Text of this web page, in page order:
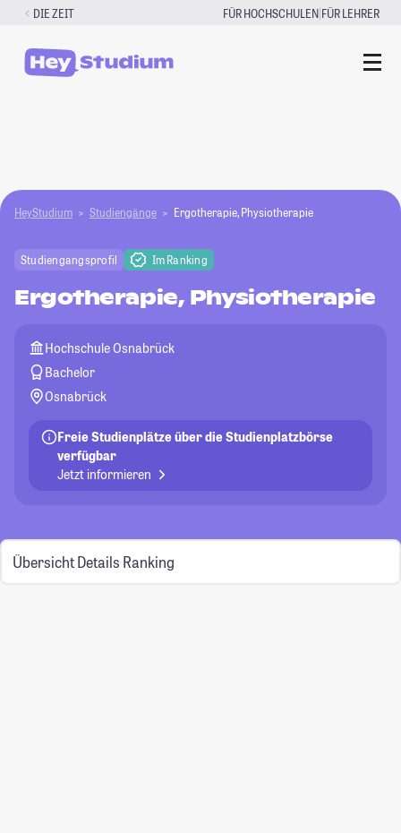
Zum
springen
DIE ZEIT FÜR HOCHSCHULEN|FÜR LEHRER
HeyStudium Studiengänge Ergotherapie, Physiotherapie
Studiengangsprofil Im Ranking
Ergotherapie, Physiotherapie
Hochschule Osnabrück
Bachelor
Osnabrück
Freie Studienplätze über die Studienplatzbörse
verfügbar
Jetzt informieren
Übersicht Details Ranking